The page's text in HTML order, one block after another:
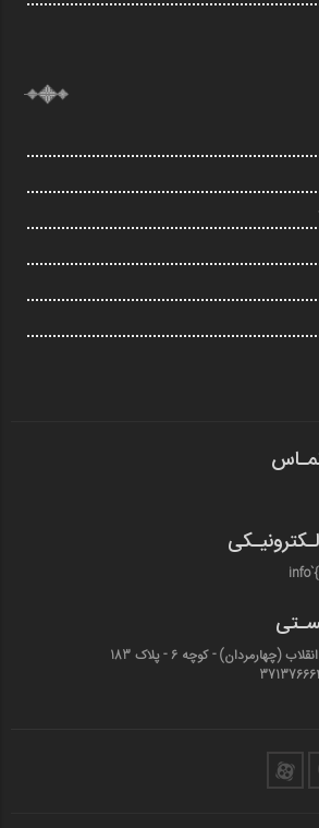
قم - خیابان انقلاب (چهارمردان)‌ - کوچه 6 - پلاک 183